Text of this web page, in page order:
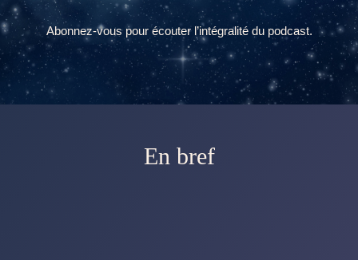
Abonnez-vous pour écouter l’intégralité du podcast.
En bref